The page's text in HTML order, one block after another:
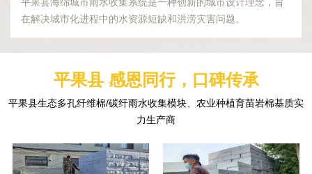
平果县海绵城市雨水收集系统是一种创新的城市设计理念，旨
在解决城市化进程中的水资源短缺和洪涝灾害问题。
平果县 感恩同行，口碑传承
平果县生态多孔纤维棉/碳纤雨水收集模块、农业种植育苗岩棉基质实
力生产商